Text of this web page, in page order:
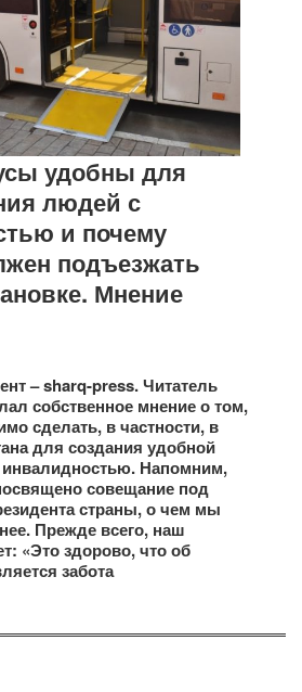
удобны для
людей с
и почему
подъезжать
Мнение
– sharq-press. Читатель
собственное мнение о том,
сделать, в частности, в
для создания удобной
Напомним,
совещание под
страны, о чем мы
Прежде всего, наш
«Это здорово, что об
забота